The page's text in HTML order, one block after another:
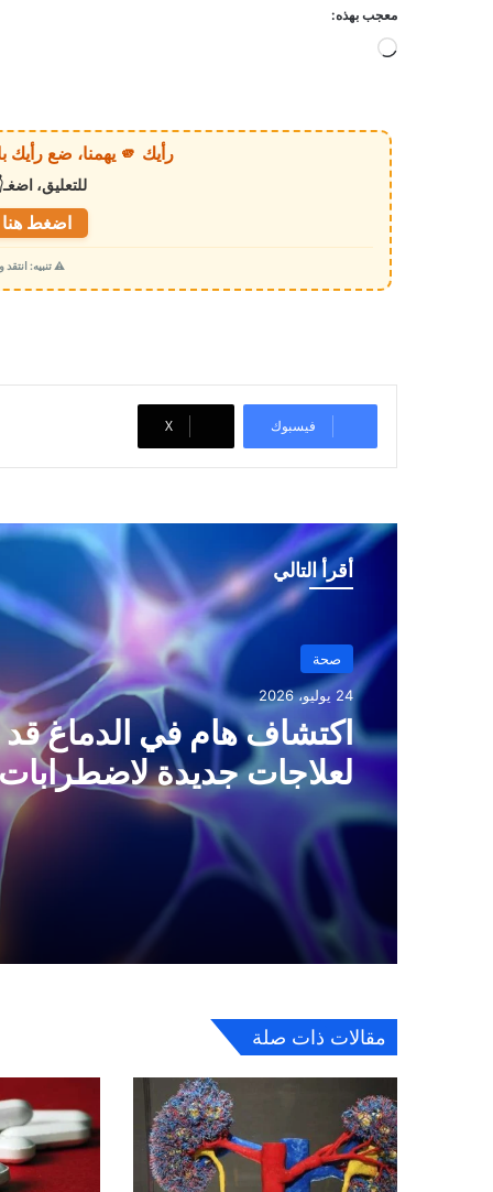
معجب بهذه:
ي
ح
رأيك 🫵 يهمنا، ضع رأيك بالخبر أو الموقع بكل وضوح وصراحة!
للتعليق،
اضغط هنا
⚠️ تنبيه:
فيسبوك ‫X
أقرأ التالي
صحة
24 يوليو، 2026
اكتشاف هام في الدماغ قد
لعلاجات جديدة لاضطرابات
مقالات ذات صلة